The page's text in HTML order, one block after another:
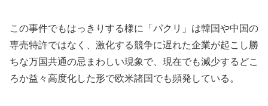
この事件でもはっきりする様に「パクリ」は韓国や中国の
専売特許ではなく、激化する競争に遅れた企業が起こし勝
ちな万国共通の忌まわしい現象で、現在でも減少するどこ
ろか益々高度化した形で欧米諸国でも頻発している。